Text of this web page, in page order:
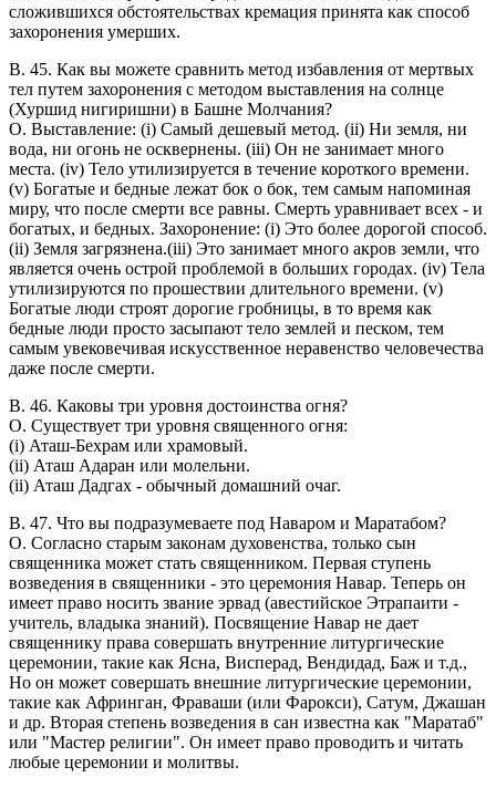
сложившихся обстоятельствах кремация принята как способ
захоронения умерших.
В. 45. Как вы можете сравнить метод избавления от мертвых
тел путем захоронения с методом выставления на солнце
(Хуршид нигиришни) в Башне Молчания?
О. Выставление: (i) Самый дешевый метод. (ii) Ни земля, ни
вода, ни огонь не осквернены. (iii) Он не занимает много
места. (iv) Тело утилизируется в течение короткого времени.
(v) Богатые и бедные лежат бок о бок, тем самым напоминая
миру, что после смерти все равны. Смерть уравнивает всех - и
богатых, и бедных. Захоронение: (i) Это более дорогой способ.
(ii) Земля загрязнена.(iii) Это занимает много акров земли, что
является очень острой проблемой в больших городах. (iv) Тела
утилизируются по прошествии длительного времени. (v)
Богатые люди строят дорогие гробницы, в то время как
бедные люди просто засыпают тело землей и песком, тем
самым увековечивая искусственное неравенство человечества
даже после смерти.
В. 46. Каковы три уровня достоинства огня?
O. Существует три уровня священного огня:
(i) Аташ-Бехрам или храмовый.
(ii) Аташ Адаран или молельни.
(ii) Аташ Дадгах - обычный домашний очаг.
В. 47. Что вы подразумеваете под Наваром и Маратабом?
O. Согласно старым законам духовенства, только сын
священника может стать священником. Первая ступень
возведения в священники - это церемония Навар. Теперь он
имеет право носить звание эрвад (авестийское Этрапаити -
учитель, владыка знаний). Посвящение Навар не дает
священнику права совершать внутренние литургические
церемонии, такие как Ясна, Висперад, Вендидад, Баж и т.д.,
Но он может совершать внешние литургические церемонии,
такие как Афринган, Фраваши (или Фарокси), Сатум, Джашан
и др. Вторая степень возведения в сан известна как "Маратаб"
или "Мастер религии". Он имеет право проводить и читать
любые церемонии и молитвы.